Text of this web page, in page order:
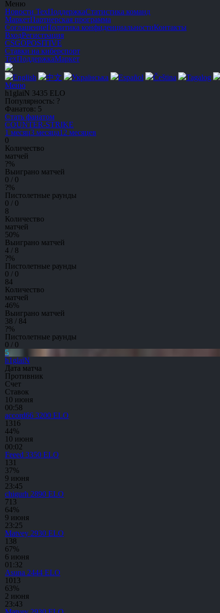
Меню
Новости ТехПоддержкаСтатистика команд
МаркетПартнерская программа
СоглашениеПолитика конфиденциальностиКонтакты
ВходРегистрация
CSGOPOSITIVE
Ставки на киберспорт
ТехПоддержкаМаркет
English 中文 Українська Español Čeština
Tagalog
Меню
h1glaiN 3435 ELO
Популярность: ?
Фанатов: 5
Стать фанатом
COUNTER-STRIKE
1 месяц3 месяца12 месяцев
0
Количество
матчей
?%
Выиграно матчей
0 / 0
?%
Пистолетные раунды
0 / 0
8
Количество
матчей
50%
Выиграно матчей
4 / 8
?%
Пистолетные раунды
0 / 0
84
Количество
матчей
46%
Выиграно матчей
38 / 84
?%
Пистолетные раунды
0 / 0
5
h1glaiN
Дата матча
Противник
Счет
Ставок
10 июня
00:58
accord66 3200 ELO
1316
44%
10 июня
00:02
Feeed 3350 ELO
131
37%
9 июня
23:45
chigurh 2890 ELO
713
64%
9 июня
23:25
Matvey 2930 ELO
138
67%
6 июня
01:32
Asuna 2444 ELO
1013
63%
2 июня
23:43